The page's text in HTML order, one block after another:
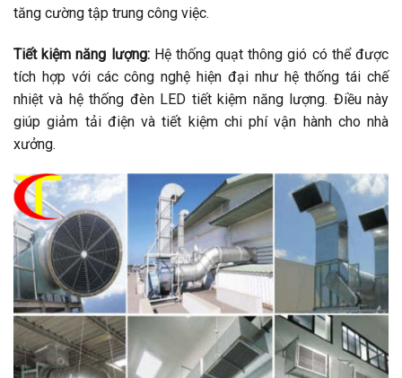
tăng cường tập trung công việc.
Tiết kiệm năng lượng:Hệ thống quạt thông gió có thể được
tích hợp với các công nghệ hiện đại như hệ thống tái chế
nhiệt và hệ thống đèn LED tiết kiệm năng lượng. Điều này
giúp giảm tải điện và tiết kiệm chi phí vận hành cho nhà
xưởng.